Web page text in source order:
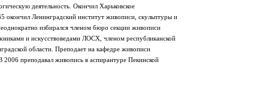
деятельность. Окончил Харьковское
окончил Ленинградский институт живописи, скульптуры и
избирался членом бюро секции живописи
и искусствоведами ЛОСХ, членом республиканской
области. Преподает на кафедре живописи
преподавал живопись в аспирантуре Пекинской